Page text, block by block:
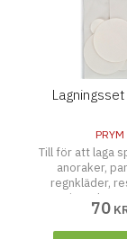
PRYM
Till för att laga
anoraker,
regnkläder,
campingsaker
mer.
former och
70